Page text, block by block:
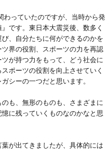
っていたのですが、当時から発
です。東日本大震災後、数多く
、自分たちに何ができるのかを
界の役割、スポーツの力を再認
が持つ力をもって、どう社会に
ポーツの役割を向上させていく
シーの一つだと思います。
も、無形のものも、さまざまに
に残っていくものなのかなと思
が出てきましたが、具体的には